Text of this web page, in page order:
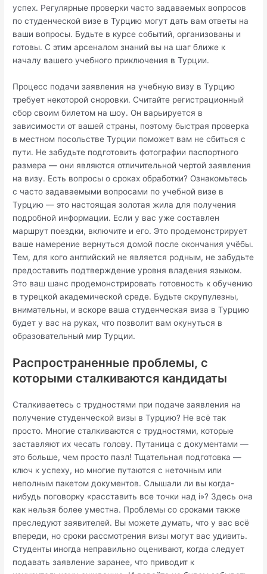
успех. Регулярные проверки часто задаваемых вопросов
по студенческой визе в Турцию могут дать вам ответы на
ваши вопросы. Будьте в курсе событий, организованы и
готовы. С этим арсеналом знаний вы на шаг ближе к
началу вашего учебного приключения в Турции.
Процесс подачи заявления на учебную визу в Турцию
требует некоторой сноровки. Считайте регистрационный
сбор своим билетом на шоу. Он варьируется в
зависимости от вашей страны, поэтому быстрая проверка
в местном посольстве Турции поможет вам не сбиться с
пути. Не забудьте подготовить фотографии паспортного
размера — они являются отличительной чертой заявления
на визу. Есть вопросы о сроках обработки? Ознакомьтесь
с часто задаваемыми вопросами по учебной визе в
Турцию — это настоящая золотая жила для получения
подробной информации. Если у вас уже составлен
маршрут поездки, включите и его. Это продемонстрирует
ваше намерение вернуться домой после окончания учёбы.
Тем, для кого английский не является родным, не забудьте
предоставить подтверждение уровня владения языком.
Это ваш шанс продемонстрировать готовность к обучению
в турецкой академической среде. Будьте скрупулезны,
внимательны, и вскоре ваша студенческая виза в Турцию
будет у вас на руках, что позволит вам окунуться в
образовательный мир Турции.
Распространенные проблемы, с
которыми сталкиваются кандидаты
Сталкиваетесь с трудностями при подаче заявления на
получение студенческой визы в Турцию? Не всё так
просто. Многие сталкиваются с трудностями, которые
заставляют их чесать голову. Путаница с документами —
это больше, чем просто пазл! Тщательная подготовка —
ключ к успеху, но многие путаются с неточным или
неполным пакетом документов. Слышали ли вы когда-
нибудь поговорку «расставить все точки над i»? Здесь она
как нельзя более уместна. Проблемы со сроками также
преследуют заявителей. Вы можете думать, что у вас всё
впереди, но сроки рассмотрения визы могут вас удивить.
Студенты иногда неправильно оценивают, когда следует
подавать заявление заранее, что приводит к